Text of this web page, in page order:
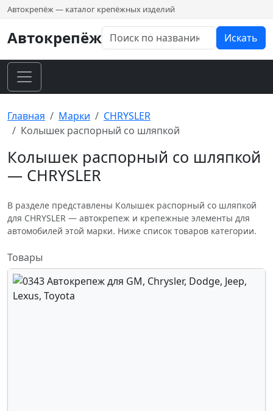
Автокрепёж — каталог крепёжных изделий
Автокрепёж Искать
Главная Марки
CHRYSLER
Колышек распорный со шляпкой
Колышек распорный со шляпкой
— CHRYSLER
В разделе представлены Колышек распорный со шляпкой
для CHRYSLER — автокрепеж и крепежные элементы для
автомобилей этой марки. Ниже список товаров категории.
Товары